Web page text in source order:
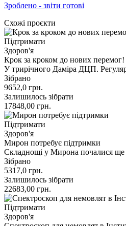
Зроблено - звіти готові
Схожі проєкти
Підтримати
Здоров'я
Крок за кроком до нових перемог!
У трирічного Даміра ДЦП.
Зібрано
9652,0 грн.
Залишилось зібрати
17848,00 грн.
Підтримати
Здоров'я
Мирон потребує підтримки
Складнощі у Мирона почалися ще
Зібрано
5317,0 грн.
Залишилось зібрати
22683,00 грн.
Підтримати
Здоров'я